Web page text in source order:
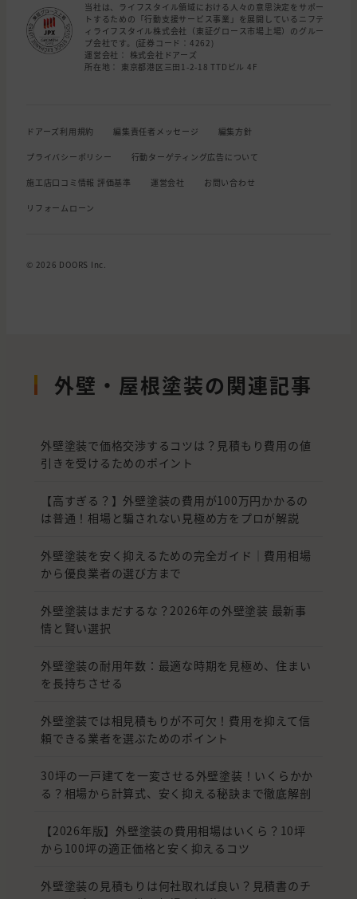
当社は、ライフスタイル領域における人々の意思決定をサポー
トするための「行動支援サービス事業」を展開しているニフテ
ィライフスタイル株式会社（東証グロース市場上場）のグルー
プ会社です。(証券コード：4262)
運営会社： 株式会社ドアーズ
所在地： 東京都港区三田1-2-18 TTDビル 4F
ドアーズ利用規約 編集責任者メッセージ 編集方針
プライバシーポリシー 行動ターゲティング広告について
施工店口コミ情報 評価基準 運営会社 お問い合わせ
リフォームローン
© 2026 DOORS Inc.
外壁・屋根塗装の関連記事
外壁塗装で価格交渉するコツは？見積もり費用の値
引きを受けるためのポイント
【高すぎる？】外壁塗装の費用が100万円かかるの
は普通！相場と騙されない見極め方をプロが解説
外壁塗装を安く抑えるための完全ガイド｜費用相場
から優良業者の選び方まで
外壁塗装はまだするな？2026年の外壁塗装 最新事
情と賢い選択
外壁塗装の耐用年数：最適な時期を見極め、住まい
を長持ちさせる
外壁塗装では相見積もりが不可欠！費用を抑えて信
頼できる業者を選ぶためのポイント
30坪の一戸建てを一変させる外壁塗装！いくらかか
る？相場から計算式、安く抑える秘訣まで徹底解剖
【2026年版】外壁塗装の費用相場はいくら？10坪
から100坪の適正価格と安く抑えるコツ
外壁塗装の見積もりは何社取れば良い？見積書のチ